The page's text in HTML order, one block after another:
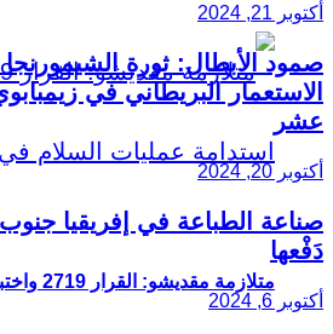
متلازمة
أكتوبر 21, 2024
صمود الأبطال: ثورة
الاستعمار البريطاني في
عشر
أكتوبر 20, 2024
صناعة الطباعة في إفريقيا
دَفْعها
أكتوبر 6, 2024